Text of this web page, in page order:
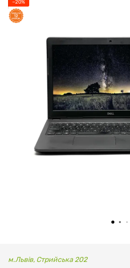
−20%
м.Львів, Стрийська 202